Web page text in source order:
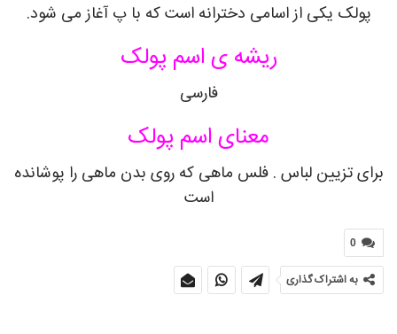
پولک یکی از اسامی دخترانه است که با پ آغاز می شود.
ریشه ی اسم پولک
فارسی
معنای اسم پولک
برای تزیین لباس . فلس ماهی که روی بدن ماهی را پوشانده
است
0
به اشتراک گذاری